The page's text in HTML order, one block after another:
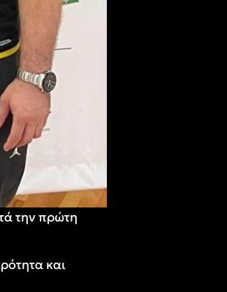
την πρώτη
και